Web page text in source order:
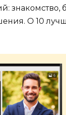
знакомство,
О 10